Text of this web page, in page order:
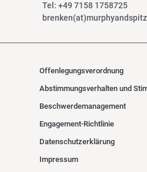
Tel: +49 7158 1758725
Offenlegungsverordnung
Abstimmungsverhalten und
Beschwerdemanagement
Engagement-Richtlinie
Datenschutzerklärung
Impressum